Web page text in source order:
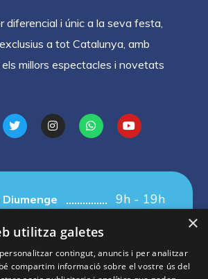
i únic a la seva festa,
a tot Catalunya, amb
els millors espectacles i novetats
9h - 19h
×
utilitza galetes
contingut, anuncis i per analitzar
compartim informació sobre el vostre ús del